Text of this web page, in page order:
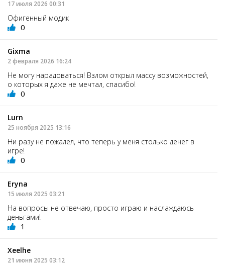
17 июля 2026 00:31
Офигенный модик
0
Gixma
2 февраля 2026 16:24
Не могу нарадоваться! Взлом открыл массу возможностей,
о которых я даже не мечтал, спасибо!
0
Lurn
25 ноября 2025 13:16
Ни разу не пожалел, что теперь у меня столько денег в
игре!
0
Eryna
15 июля 2025 03:21
На вопросы не отвечаю, просто играю и наслаждаюсь
деньгами!
1
Xeelhe
21 июня 2025 03:12